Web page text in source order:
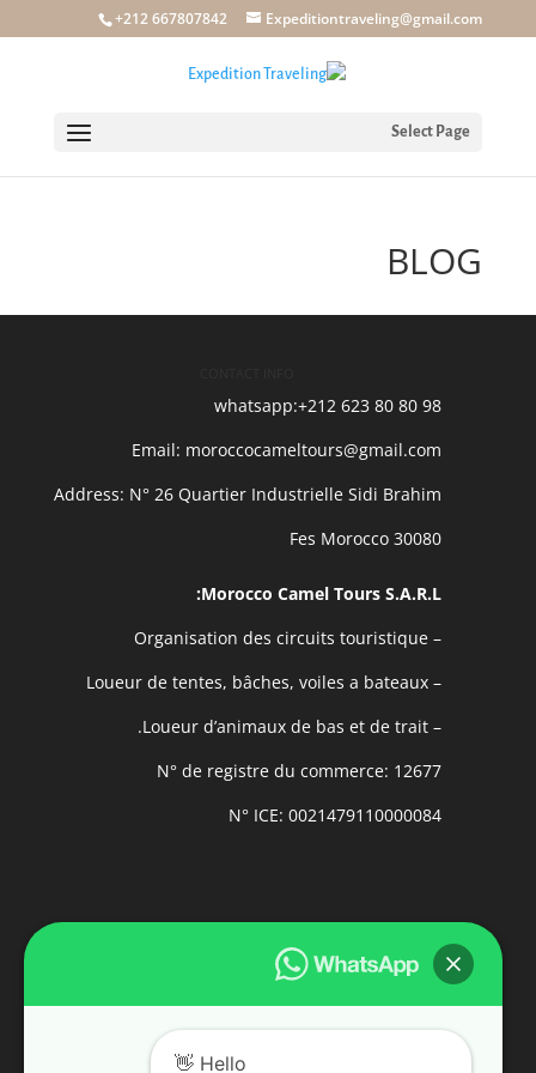
+212 667807842 Expeditiontraveling@gmail.com
Select Page
BLOG
whatsapp:+212 623 80 80 98
Email: moroccocameltours@gmail.com
Address: N° 26 Quartier Industrielle Sidi Brahim
30080 Fes Morocco
Morocco Camel Tours S.A.R.L:
– Organisation des circuits touristique
– Loueur de tentes, bâches, voiles a bateaux
– Loueur d’animaux de bas et de trait.
N° de registre du commerce: 12677
N° ICE: 0021479110000084
Hello 👋